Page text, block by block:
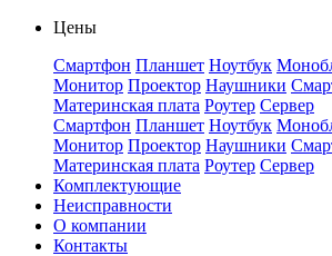
Цены
Смартфон Планшет Ноутбук
Монитор Проектор Наушники
Материнская плата Роутер Сервер
Смартфон Планшет Ноутбук
Монитор Проектор Наушники
Материнская плата Роутер Сервер
Комплектующие
Неисправности
О компании
Контакты